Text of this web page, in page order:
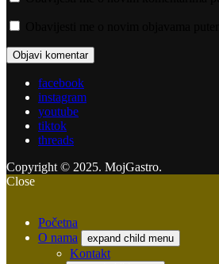
facebook
instagram
youtube
tiktok
threads
Copyright © 2025. MojGastro.
Close
Početna
O nama
expand child menu
Kontakt